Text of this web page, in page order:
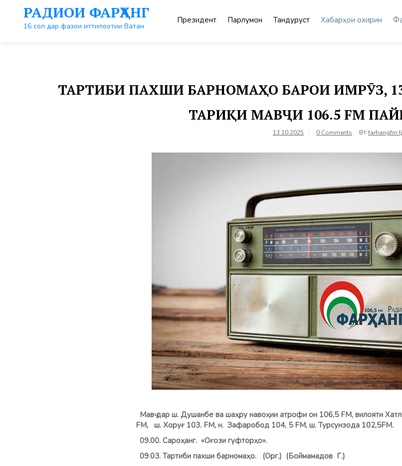
контенту
РАДИОИ ФАРҲАНГ
16 сол дар фазои иттилоотии Ватан
Президент Парлумон Тандурустӣ Хабарҳои охирин
ТАРТИБИ ПАХШИ БАРНОМАҲО БАРОИ ИМРӮЗ,
ТАРИҚИ МАВҶИ 106.5 FM
13.10.2025 0 Comments BYfarhangfm.tj
Мавҷ дар ш. Душанбе ва шаҳру навоҳии атрофи он 106,5 FM, вилояти
FM, ш. Хоруғ 103. FM, н. Зафаробод 104, 5 FM, ш. Турсунзода
09.00. Сароҳанг. «Оғози гуфторҳо».
09.03. Тартиби пахши барномаҳо. (Орг.) (Боймамадов Г.)